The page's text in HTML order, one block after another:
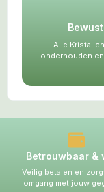
Alle
onderhouden
Betrouwbaar &
Veilig betalen en
omgang met jouw